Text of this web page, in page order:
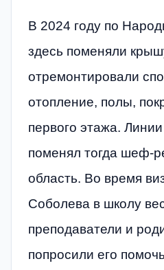
В 2024 году по
здесь поменяли
отремонтировали
отопление, полы,
первого этажа.
поменял тогда шеф-
область. Во время
Соболева в школу
преподаватели и
попросили его